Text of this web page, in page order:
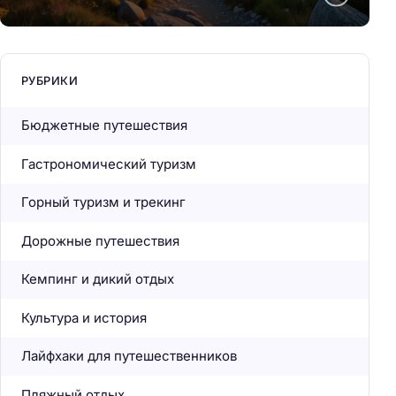
РУБРИКИ
Бюджетные путешествия
Гастрономический туризм
Горный туризм и трекинг
Дорожные путешествия
Кемпинг и дикий отдых
Культура и история
Лайфхаки для путешественников